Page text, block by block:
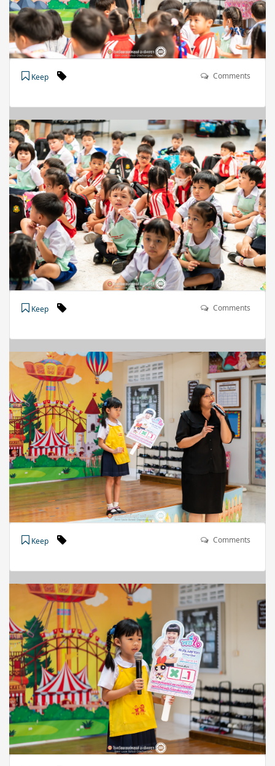
Keep Comments
Keep Comments
Keep Comments